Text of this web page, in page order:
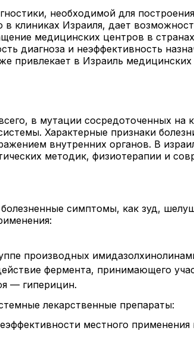
необходимой для
в клиниках Израиля, дает
медицинских центров в
диагноза и неэффективность
привлекает в Израиль медицинских
в мутации сосредоточенных
Характерные признаки
внутренних органов. В
методик, физиотерапии и
симптомы, как зуд,
производных
фермента, принимающего
— гиперицин.
лекарственные препараты:
местного